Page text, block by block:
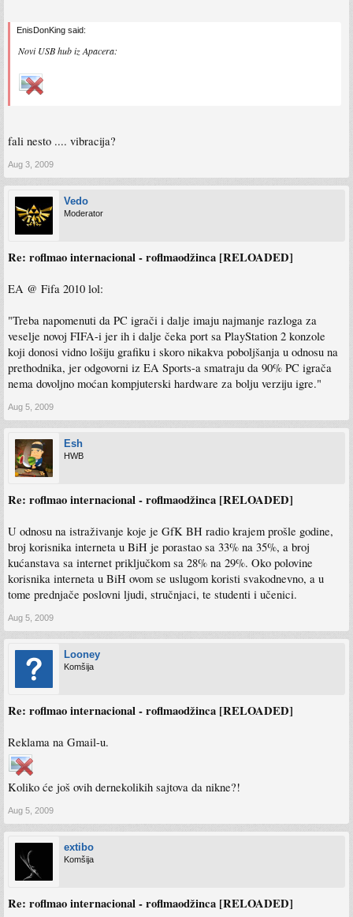
EnisDonKing said:
Novi USB hub iz Apacera:
fali nesto .... vibracija?
Aug 3, 2009
Vedo
Moderator
Re: roflmao internacional - roflmaodžinca [RELOADED]
EA @ Fifa 2010 lol:
"Treba napomenuti da PC igrači i dalje imaju najmanje razloga za
veselje novoj FIFA-i jer ih i dalje čeka port sa PlayStation 2 konzole
koji donosi vidno lošiju grafiku i skoro nikakva poboljšanja u odnosu na
prethodnika, jer odgovorni iz EA Sports-a smatraju da 90% PC igrača
nema dovoljno moćan kompjuterski hardware za bolju verziju igre."
Aug 5, 2009
Esh
HWB
Re: roflmao internacional - roflmaodžinca [RELOADED]
U odnosu na istraživanje koje je GfK BH radio krajem prošle godine,
broj korisnika interneta u BiH je porastao sa 33% na 35%, a broj
kućanstava sa internet priključkom sa 28% na 29%. Oko polovine
korisnika interneta u BiH ovom se uslugom koristi svakodnevno, a u
tome prednjače poslovni ljudi, stručnjaci, te studenti i učenici.
Aug 5, 2009
Looney
Komšija
Re: roflmao internacional - roflmaodžinca [RELOADED]
Reklama na Gmail-u.
Koliko će još ovih dernekolikih sajtova da nikne?!
Aug 5, 2009
extibo
Komšija
Re: roflmao internacional - roflmaodžinca [RELOADED]